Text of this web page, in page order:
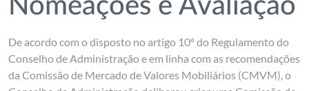
Nomeações e Avaliação
De acordo com o disposto no artigo 10º do Regulamento do
Conselho de Administração e em linha com as recomendações
da Comissão de Mercado de Valores Mobiliários (CMVM), o